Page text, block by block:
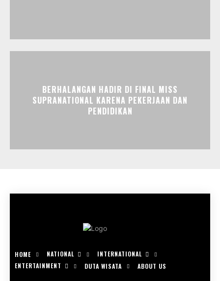
BERHALANGAN HADIR DI FINAL MISS
SUPRANATIONAL KARENA PEKERJAAN DAN
PENDIDIKAN
HOME NATIONAL
INTERNATIONAL
ENTERTAINMENT
DUTA WISATA ABOUT US